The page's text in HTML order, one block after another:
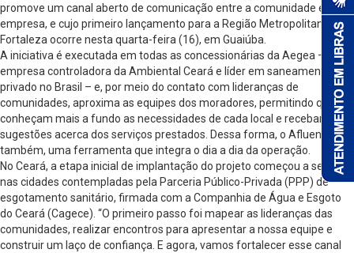
promove um canal aberto de comunicação entre a comunidade e a
empresa, e cujo primeiro lançamento para a Região Metropolitana de
Fortaleza ocorre nesta quarta-feira (16), em Guaiúba.
A iniciativa é executada em todas as concessionárias da Aegea –
empresa controladora da Ambiental Ceará e líder em saneamento
privado no Brasil – e, por meio do contato com lideranças de
comunidades, aproxima as equipes dos moradores, permitindo que
conheçam mais a fundo as necessidades de cada local e recebam
sugestões acerca dos serviços prestados. Dessa forma, o Afluentes é,
também, uma ferramenta que integra o dia a dia da operação.
No Ceará, a etapa inicial de implantação do projeto começou a ser feita
nas cidades contempladas pela Parceria Público-Privada (PPP) de
esgotamento sanitário, firmada com a Companhia de Água e Esgoto
do Ceará (Cagece). “O primeiro passo foi mapear as lideranças das
comunidades, realizar encontros para apresentar a nossa equipe e
construir um laço de confiança. E agora, vamos fortalecer esse canal